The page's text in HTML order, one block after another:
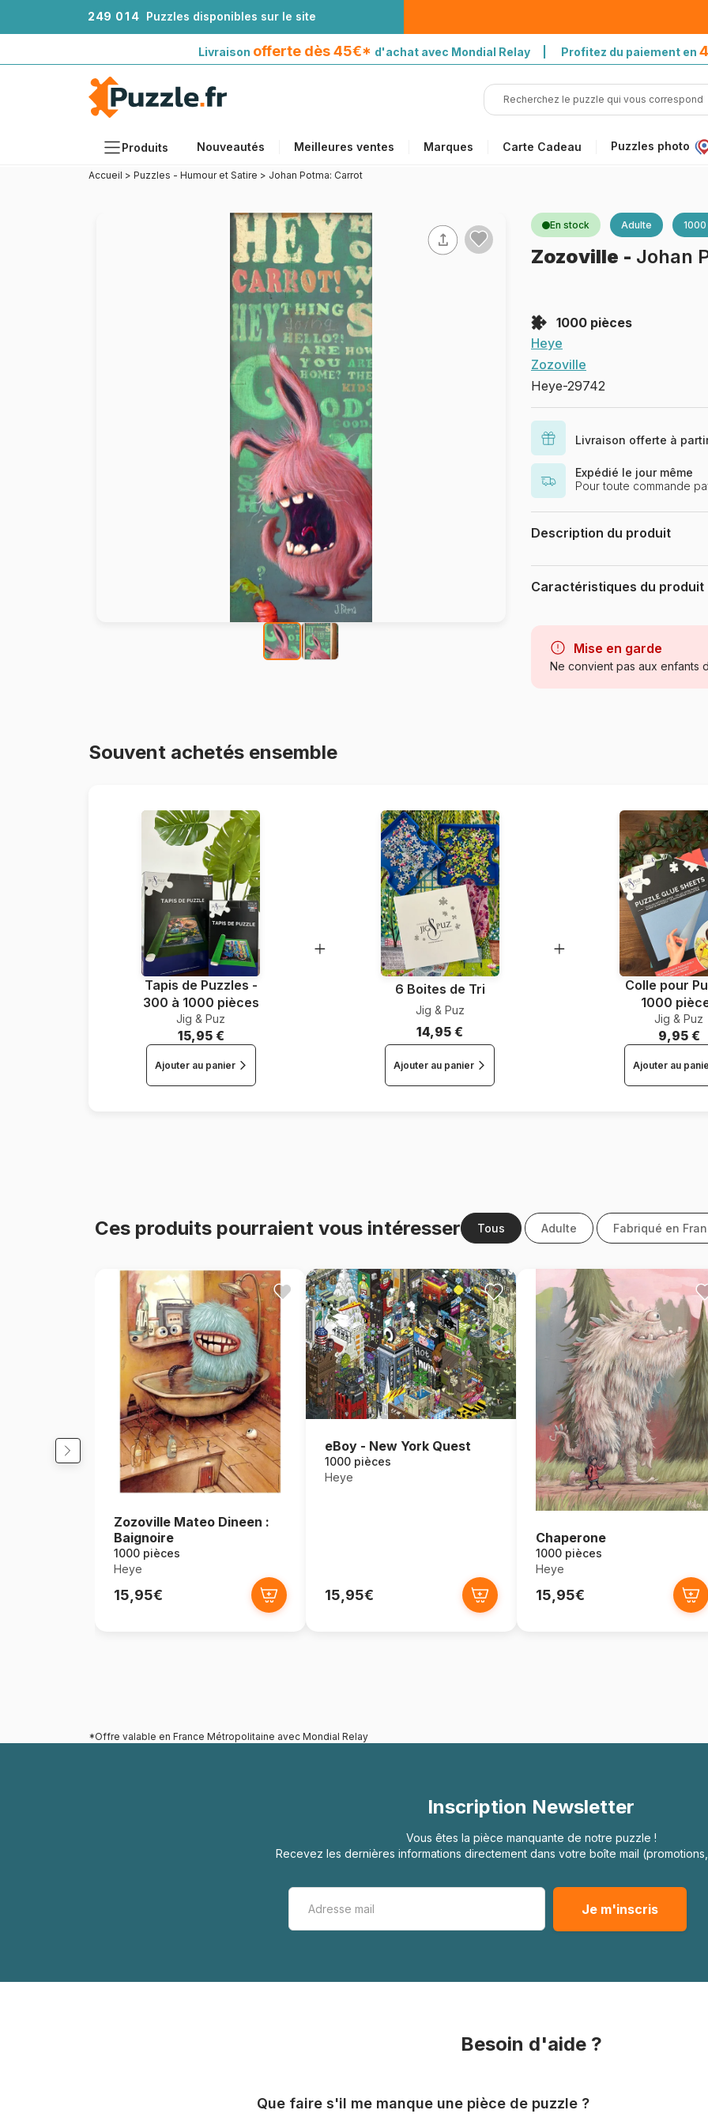
249 01 4 Puzzles disponibles sur le site
Livraison offerte dès 45€* d'achat avec Mondial Relay | Profitez du paiement en
Produits Nouveautés Meilleures ventes Marques Carte Cadeau Puzzles photo
avec Mondial Relay
Accueil > Puzzles - Humour et Satire > Johan Potma: Carrot
En stock Adulte
Zozoville - Johan
1000 pièces
Heye
Zozoville
Heye-29742
Livraison offerte à
Expédié le jour même
Pour toute commande
Description du produit
Zozoville
Puzzle 1000 pièces. vertical
Dimensions du puzzle monté :
Caractéristiques du produit
Catégorie
Age
Mise en garde
Ne convient pas aux enfants
Souvent achetés ensemble
Tapis de Puzzles -
300 à 1000 pièces
Jig & Puz
15,95 €
Ajouter au panier
6 Boites de Tri
Jig & Puz
14,95 €
Ajouter au panier
Colle pour
1000
Jig & Puz
9,95 €
Ajouter au
Ces produits pourraient vous intéresser Tous Adulte Fabriqué en
Zozoville Mateo Dineen :
Baignoire
1000 pièces
Heye
15,95€
eBoy - New York Quest
1000 pièces
Heye
15,95€
Chaperone
1000 pièces
Heye
15,95€
*Offre valable en France Métropolitaine avec Mondial Relay
Inscription Newsletter
Vous êtes la pièce manquante de notre puzzle !
Recevez les dernières informations directement dans votre boîte mail
Besoin d'aide ?
Que faire s'il me manque une pièce de puzzle ?